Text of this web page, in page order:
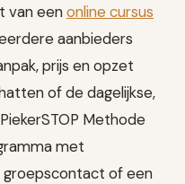
van eenonline cursus
aanbieders
prijs en opzet
of de dagelijkse,
Methode
met
of een